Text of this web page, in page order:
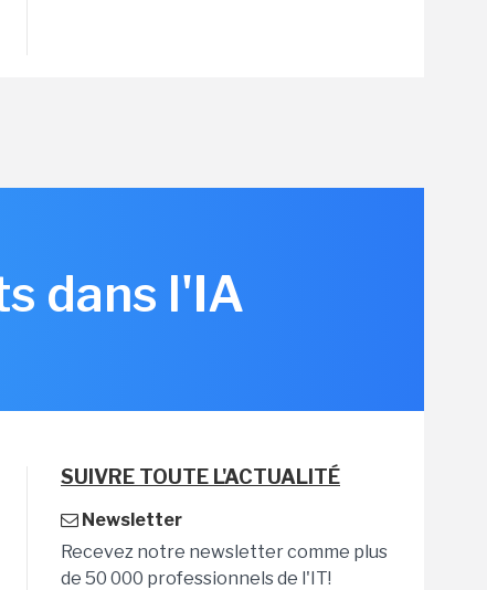
dans l'IA
SUIVRE TOUTE L'ACTUALITÉ
Newsletter
Recevez notre newsletter comme plus
de 50 000 professionnels de l'IT!